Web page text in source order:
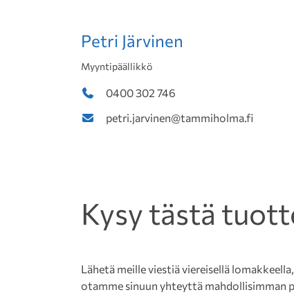
Petri Järvinen
Myyntipäällikkö
0400 302 746
petri.jarvinen@tammiholma.fi
Kysy tästä
Lähetä meille viestiä viereisellä
otamme sinuun yhteyttä mahdollisimman